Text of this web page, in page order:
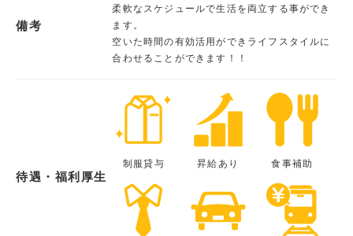
備考
柔軟なスケジュールで生活を両立する事ができ
ます。
空いた時間の有効活用ができライフスタイルに
合わせることができます！！
待遇・福利厚生
制服貸与 昇給あり 食事補助